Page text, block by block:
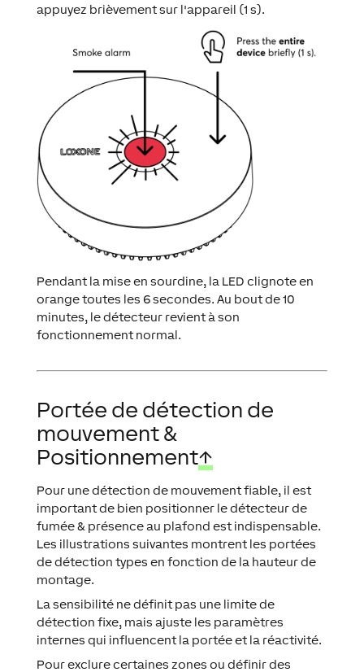
appuyez brièvement sur l'appareil (1 s).
Pendant la mise en sourdine, la LED clignote en
orange toutes les 6 secondes. Au bout de 10
minutes, le détecteur revient à son
fonctionnement normal.
Portée de détection de
mouvement &
Positionnement↑
Pour une détection de mouvement fiable, il est
important de bien positionner le détecteur de
fumée & présence au plafond est indispensable.
Les illustrations suivantes montrent les portées
de détection types en fonction de la hauteur de
montage.
La sensibilité ne définit pas une limite de
détection fixe, mais ajuste les paramètres
internes qui influencent la portée et la réactivité.
Pour exclure certaines zones ou définir des